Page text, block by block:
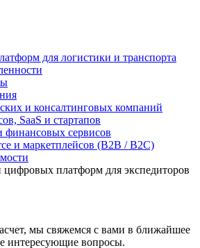
для логистики и транспорта
и консалтинговых компаний
SaaS и стартапов
финансовых сервисов
и маркетплейсов (B2B / B2C)
цифровых платформ для экспедиторов
мы свяжемся с вами в ближайшее
интересующие вопросы.